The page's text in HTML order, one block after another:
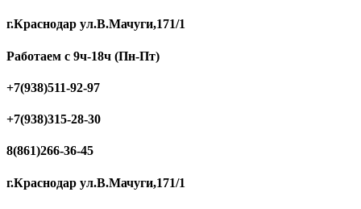
г.Краснодар ул.В.Мачуги,171/1
Работаем с 9ч-18ч (Пн-Пт)
+7(938)511-92-97
+7(938)315-28-30
8(861)266-36-45
г.Краснодар ул.В.Мачуги,171/1